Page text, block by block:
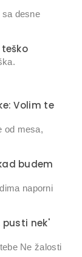
desne
Volim te
od mesa,
budem
naporni
pusti nek'
Ne žalosti